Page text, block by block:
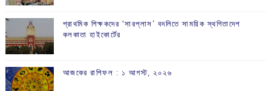
প্রাথমিক শিক্ষকদের ‘সারপ্লাস’ বদলিতে সাময়িক স্থগিতাদেশ
কলকাতা হাইকোর্টের
আজকের রাশিফল :‌ ‌‌১ আগস্ট, ২০২৬